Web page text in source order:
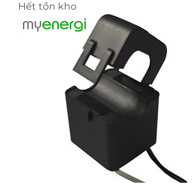
Hết tồn kho